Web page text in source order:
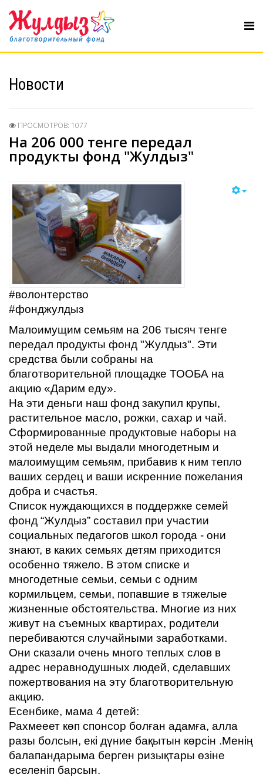
Новости
ПРОСМОТРОВ: 1077
На 206 000 тенге передал
продукты фонд "Жулдыз"
#волонтерство
#фонджулдыз
Малоимущим семьям на 206 тысяч тенге
передал продукты фонд "Жулдыз". Эти
средства были собраны на
благотворительной площадке ТООБА на
акцию «Дарим еду».
На эти деньги наш фонд закупил крупы,
растительное масло, рожки, сахар и чай.
Сформированные продуктовые наборы на
этой неделе мы выдали многодетным и
малоимущим семьям, прибавив к ним тепло
ваших сердец и ваши искренние пожелания
добра и счастья.
Список нуждающихся в поддержке семей
фонд “Жулдыз” составил при участии
социальных педагогов школ города - они
знают, в каких семьях детям приходится
особенно тяжело. В этом списке и
многодетные семьи, семьи с одним
кормильцем, семьи, попавшие в тяжелые
жизненные обстоятельства. Многие из них
живут на съемных квартирах, родители
перебиваются случайными заработками.
Они сказали очень много теплых слов в
адрес неравнодушных людей, сделавших
пожертвования на эту благотворительную
акцию.
Есенбике, мама 4 детей:
Рахмееет көп спонсор болған адамға, алла
разы болсын, екі дүние бақытын көрсін .Менің
балапандарыма берген ризықтары өзіне
еселеніп барсын.